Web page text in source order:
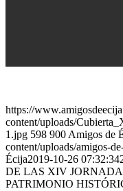
https://
content/uploads/
1.jpg 598 900 Amigos de
content/uploads/amigos-
Écija2019-10-26 07:32:34
DE LAS XIV
PATRIMONIO